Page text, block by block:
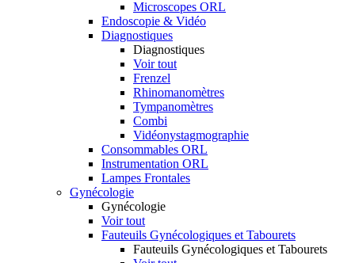
Microscopes ORL
Endoscopie & Vidéo
Diagnostiques
Diagnostiques
Voir tout
Frenzel
Rhinomanomètres
Tympanomètres
Combi
Vidéonystagmographie
Consommables ORL
Instrumentation ORL
Lampes Frontales
Gynécologie
Gynécologie
Voir tout
Fauteuils Gynécologiques et Tabourets
Fauteuils Gynécologiques et Tabourets